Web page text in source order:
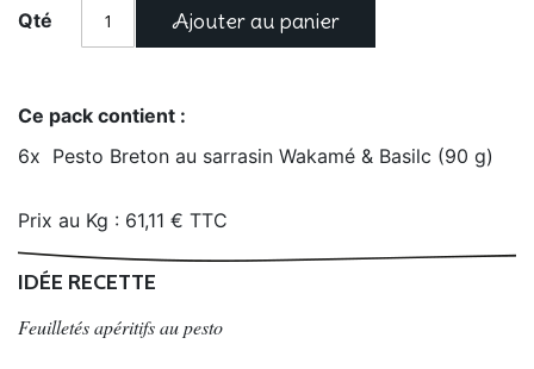
Qté Ajouter au panier
Ce pack contient :
6x Pesto Breton au sarrasin Wakamé & Basilc (90 g)
Prix au Kg : 61,11 € TTC
IDÉE RECETTE
Feuilletés apéritifs au pesto